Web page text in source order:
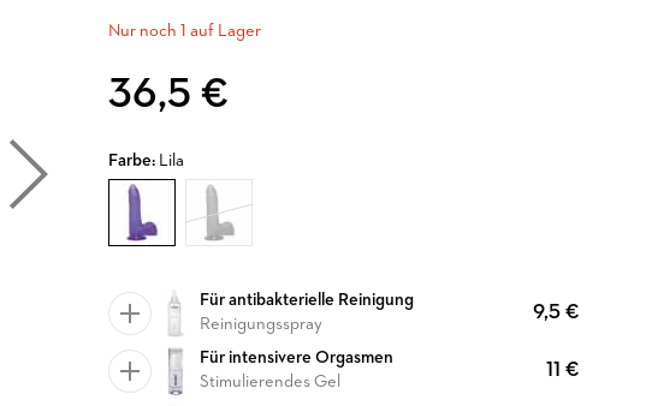
Nur noch 1 auf Lager
36,5 €
Farbe: Lila
Für antibakterielle Reinigung
Reinigungsspray
9,5 €
Für intensivere Orgasmen
Stimulierendes Gel
11 €